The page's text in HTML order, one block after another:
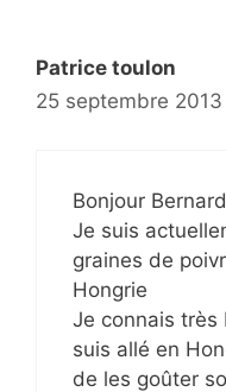
Patrice toulon
25 septembre
Bonjour
Je suis
graines de
Hongrie
Je connais très
suis allé en
de les goûter